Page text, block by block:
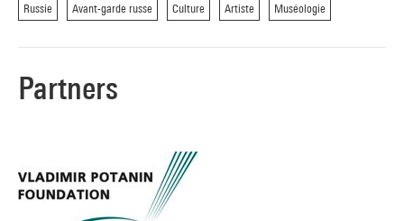
Foundation.
Russie Avant-garde russe Culture Artiste Muséologie
Partners